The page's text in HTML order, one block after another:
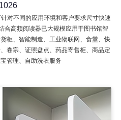
对不同的应用环境和客户要求尺寸快速
合高频阅读器已大规模应用于图书馆智
柜、智能制造、工业物联网、食堂、快
卷宗、证照盘点、药品寄售柜、商品定
管理、自助洗衣服务